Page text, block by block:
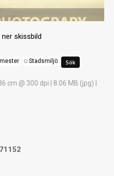
ner skissbild
Stadsmiljö
cm @ 300 dpi | 8.06 MB (jpg) |